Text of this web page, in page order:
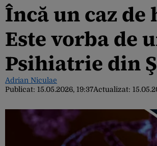
Încă un caz
Este vorba de
Psihiatrie din
Adrian Niculae
Publicat: 15.05.2026, 19:37Actualizat: